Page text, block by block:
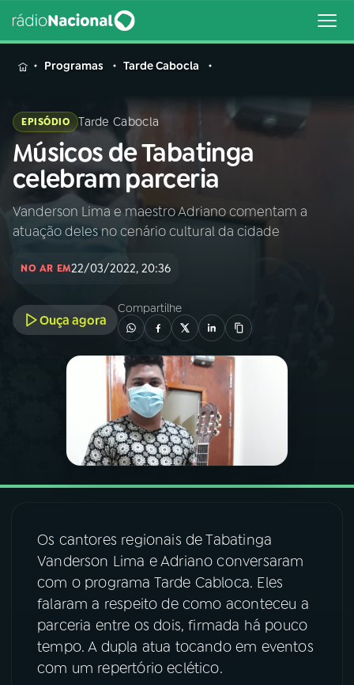
MENU
Buscar
na
Rádio
Nacional
Buscar
AO VIVO
PROGRAMAÇÃO
PROGRAMAS
06 VIDEOCASTS
07ÚLTIMAS
08FESTIVAL DE MÚSICA
Programas Tarde Cabocla
EPISÓDIO Tarde Cabocla
Músicos de Tabatinga
celebram parceria
Vanderson Lima e maestro Adriano comentam a
atuação deles no cenário cultural da cidade
NO AR EM22/03/2022, 20:36
Ouça agora
Compartilhe
Os cantores regionais de Tabatinga
Vanderson Lima e Adriano conversaram
com o programa Tarde Cabloca. Eles
falaram a respeito de como aconteceu a
parceria entre os dois, firmada há pouco
tempo. A dupla atua tocando em eventos
com um repertório eclético.